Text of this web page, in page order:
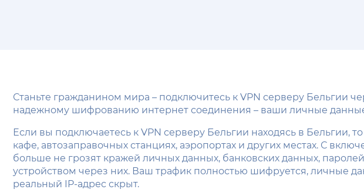
Станьте гражданином мира – подключитесь к VPN серверу Бельгии
надежному шифрованию интернет соединения – ваши личные данные
Если вы подключаетесь к VPN серверу Бельгии находясь в Бельгии,
кафе, автозаправочных станциях, аэропортах и других местах. С
больше не грозят кражей личных данных, банковских данных,
устройством через них. Ваш трафик полностью шифруется, личные
реальный IP-адрес скрыт.